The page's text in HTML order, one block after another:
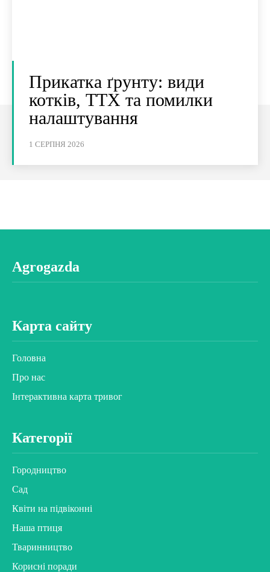
Прикатка ґрунту: види
котків, ТТХ та помилки
налаштування
1 СЕРПНЯ 2026
Agrogazda
Карта сайту
Головна
Про нас
Інтерактивна карта тривог
Категорії
Городництво
Сад
Квіти на підвіконні
Наша птиця
Тваринництво
Корисні поради